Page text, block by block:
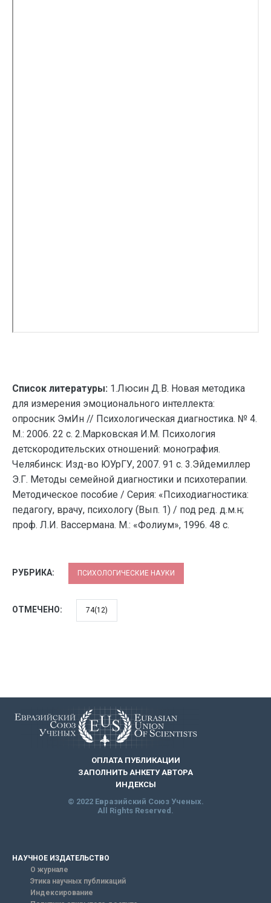
Список литературы: 1.Люсин Д.В. Новая методика
для измерения эмоционального интеллекта:
опросник ЭмИн // Психологическая диагностика. № 4.
М.: 2006. 22 с. 2.Марковская И.М. Психология
детскородительских отношений: монография.
Челябинск: Изд-во ЮУрГУ, 2007. 91 с. 3.Эйдемиллер
Э.Г. Методы семейной диагностики и психотерапии.
Методическое пособие / Серия: «Психодиагностика:
педагогу, врачу, психологу (Вып. 1) / под ред. д.м.н;
проф. Л.И. Вассермана. М.: «Фолиум», 1996. 48 с.
РУБРИКА: ПСИХОЛОГИЧЕСКИЕ НАУКИ
ОТМЕЧЕНО: 74(12)
ОПЛАТА ПУБЛИКАЦИИ
ЗАПОЛНИТЬ АНКЕТУ АВТОРА
ИНДЕКСЫ
© 2022 Евразийский Союз Ученых.
All Rights Reserved.
НАУЧНОЕ ИЗДАТЕЛЬСТВО
О журнале
Этика научных публикаций
Индексирование